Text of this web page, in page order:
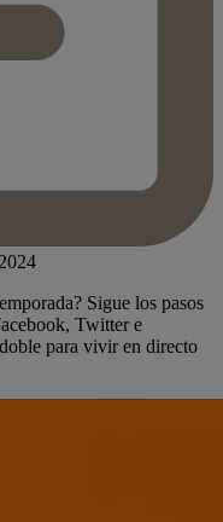
Sigue los pasos
Twitter e
para vivir en directo